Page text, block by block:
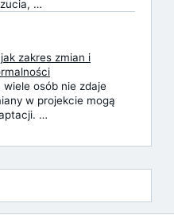
…
zakres zmian i
osób nie zdaje
w projekcie mogą
…